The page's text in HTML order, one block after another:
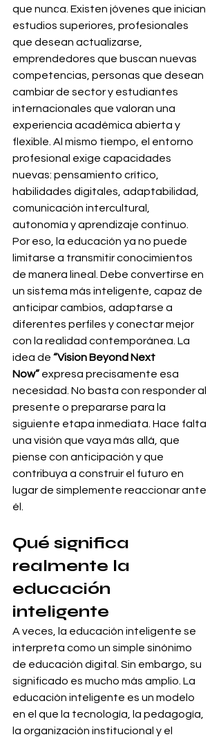
que nunca. Existen jóvenes que inician
estudios superiores, profesionales
que desean actualizarse,
emprendedores que buscan nuevas
competencias, personas que desean
cambiar de sector y estudiantes
internacionales que valoran una
experiencia académica abierta y
flexible. Al mismo tiempo, el entorno
profesional exige capacidades
nuevas: pensamiento crítico,
habilidades digitales, adaptabilidad,
comunicación intercultural,
autonomía y aprendizaje continuo.
Por eso, la educación ya no puede
limitarse a transmitir conocimientos
de manera lineal. Debe convertirse en
un sistema más inteligente, capaz de
anticipar cambios, adaptarse a
diferentes perfiles y conectar mejor
con la realidad contemporánea. La
idea de “Vision Beyond Next
Now” expresa precisamente esa
necesidad. No basta con responder al
presente o prepararse para la
siguiente etapa inmediata. Hace falta
una visión que vaya más allá, que
piense con anticipación y que
contribuya a construir el futuro en
lugar de simplemente reaccionar ante
él.
Qué significa
realmente la
educación
inteligente
A veces, la educación inteligente se
interpreta como un simple sinónimo
de educación digital. Sin embargo, su
significado es mucho más amplio. La
educación inteligente es un modelo
en el que la tecnología, la pedagogía,
la organización institucional y el